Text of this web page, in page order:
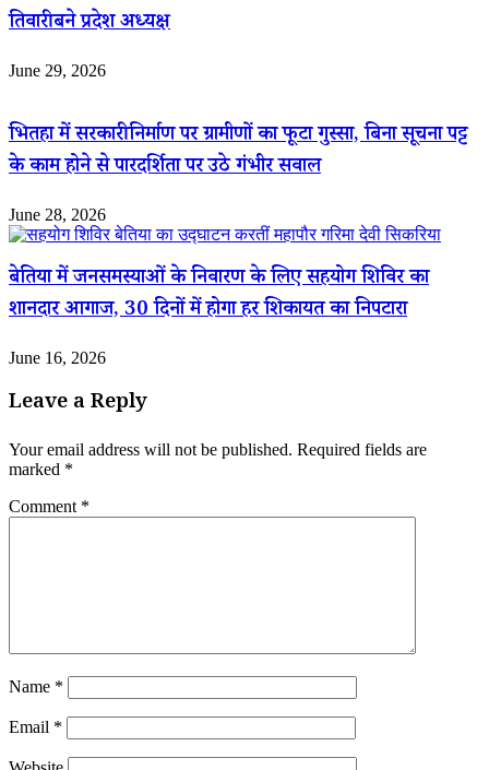
तिवारी बने प्रदेश अध्यक्ष
June 29, 2026
भितहा में सरकारी निर्माण पर ग्रामीणों का फूटा गुस्सा, बिना सूचना पट्ट
के काम होने से पारदर्शिता पर उठे गंभीर सवाल
June 28, 2026
बेतिया में जनसमस्याओं के निवारण के लिए सहयोग शिविर का
शानदार आगाज, 30 दिनों में होगा हर शिकायत का निपटारा
June 16, 2026
Leave a Reply
Your email address will not be published. Required fields are
marked *
Comment *
Name *
Email *